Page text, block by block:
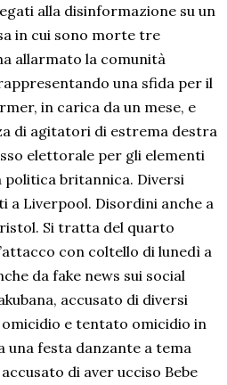
alla disinformazione su un
in cui sono morte tre
allarmato la comunità
una sfida per il
in carica da un mese, e
di agitatori di estrema destra
elettorale per gli elementi
britannica. Diversi
a Liverpool. Disordini anche a
Si tratta del quarto
con coltello di lunedì a
da fake news sui social
accusato di diversi
e tentato omicidio in
una festa danzante a tema
di aver ucciso Bebe